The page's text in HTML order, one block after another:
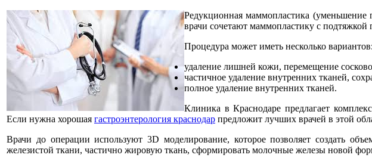
Редукционная маммопластика (уменьшение
врачи сочетают маммопластику с подтяжкой
Процедура может иметь несколько вариантов:
удаление лишней кожи, перемещение
частичное удаление внутренних тканей,
полное удаление внутренних тканей.
Клиника в Краснодаре предлагает
Если нужна хорошая гастроэнтерология краснодар предложит лучших врачей в этой
Врачи до операции используют 3D моделирование, которое позволяет создать
железистой ткани, частично жировую ткань, сформировать молочные железы новой